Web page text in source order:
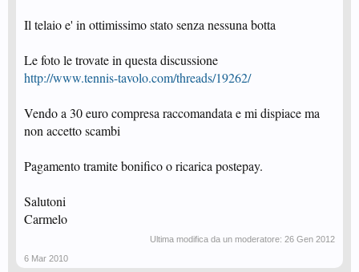
Il telaio e' in ottimissimo stato senza nessuna botta
Le foto le trovate in questa discussione
http://www.tennis-tavolo.com/threads/19262/
Vendo a 30 euro compresa raccomandata e mi dispiace ma
non accetto scambi
Pagamento tramite bonifico o ricarica postepay.
Salutoni
Carmelo
Ultima modifica da un moderatore: 26 Gen 2012
6 Mar 2010